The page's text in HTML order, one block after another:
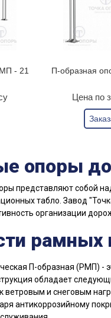
- 21 П-образная
Цена по
опоры
представляют собой
табло. Завод
организации
П-образная (РМП) -
обладает
ветровым и снеговым
антикоррозийному